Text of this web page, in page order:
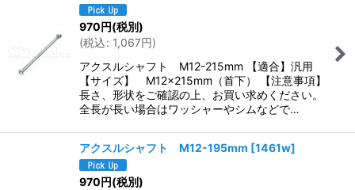
970円(税別)
(税込: 1,067円)
アクスルシャフト M12-215mm 【適合】汎用
【サイズ】 M12×215mm（首下） 【注意事項】
長さ、形状をご確認の上、お買い求めください。
全長が長い場合はワッシャーやシムなどで…
アクスルシャフト M12-195mm [1461w]
970円(税別)